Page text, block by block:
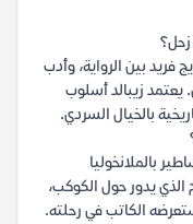
زحل؟
بين الرواية، وأدب
يعتمد زيبالد أسلوب
بالخيال السردي.
بالملانخوليا
الذي يدور حول الكوكب،
الكاتب في رحلته.